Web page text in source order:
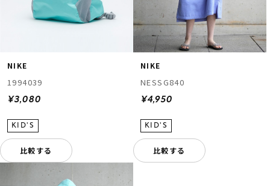
NIKE
1994039
¥3,080
比較する
NIKE
NESSG840
¥4,950
比較する